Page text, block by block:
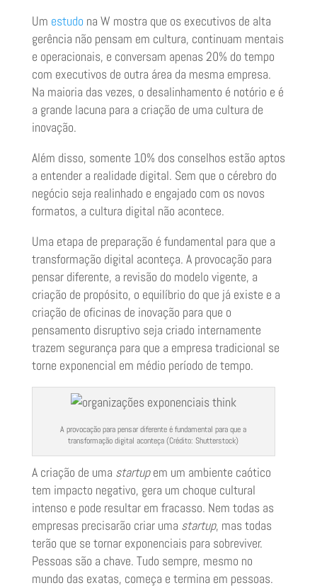
Um estudo na W mostra que os executivos de alta
gerência não pensam em cultura, continuam mentais
e operacionais, e conversam apenas 20% do tempo
com executivos de outra área da mesma empresa.
Na maioria das vezes, o desalinhamento é notório e é
a grande lacuna para a criação de uma cultura de
inovação.
Além disso, somente 10% dos conselhos estão aptos
a entender a realidade digital. Sem que o cérebro do
negócio seja realinhado e engajado com os novos
formatos, a cultura digital não acontece.
Uma etapa de preparação é fundamental para que a
transformação digital aconteça. A provocação para
pensar diferente, a revisão do modelo vigente, a
criação de propósito, o equilíbrio do que já existe e a
criação de oficinas de inovação para que o
pensamento disruptivo seja criado internamente
trazem segurança para que a empresa tradicional se
torne exponencial em médio período de tempo.
A provocação para pensar diferente é fundamental para que a
transformação digital aconteça (Crédito: Shutterstock)
A criação de uma startupem um ambiente caótico
tem impacto negativo, gera um choque cultural
intenso e pode resultar em fracasso. Nem todas as
empresas precisarão criar uma startup, mas todas
terão que se tornar exponenciais para sobreviver.
Pessoas são a chave. Tudo sempre, mesmo no
mundo das exatas, começa e termina em pessoas.